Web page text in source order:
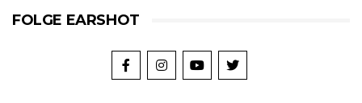
FOLGE EARSHOT